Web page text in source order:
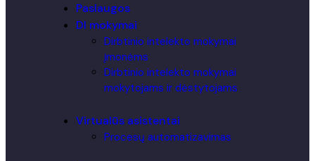
Paslaugos
DI mokymai
Dirbtinio intelekto mokymai
įmonėms
Dirbtinio intelekto mokymai
mokytojams ir dėstytojams
Virtualūs asistentai
Procesų automatizavimas